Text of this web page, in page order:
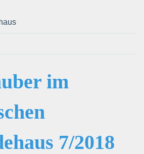
im
7/2018